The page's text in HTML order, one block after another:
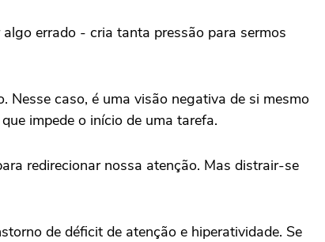
errado - cria tanta pressão para sermos
Nesse caso, é uma visão negativa de si mesmo
impede o início de uma tarefa.
redirecionar nossa atenção. Mas distrair-se
de déficit de atenção e hiperatividade. Se